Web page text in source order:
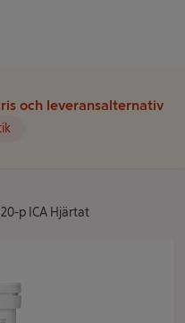
och leveransalternativ
p ICA Hjärtat